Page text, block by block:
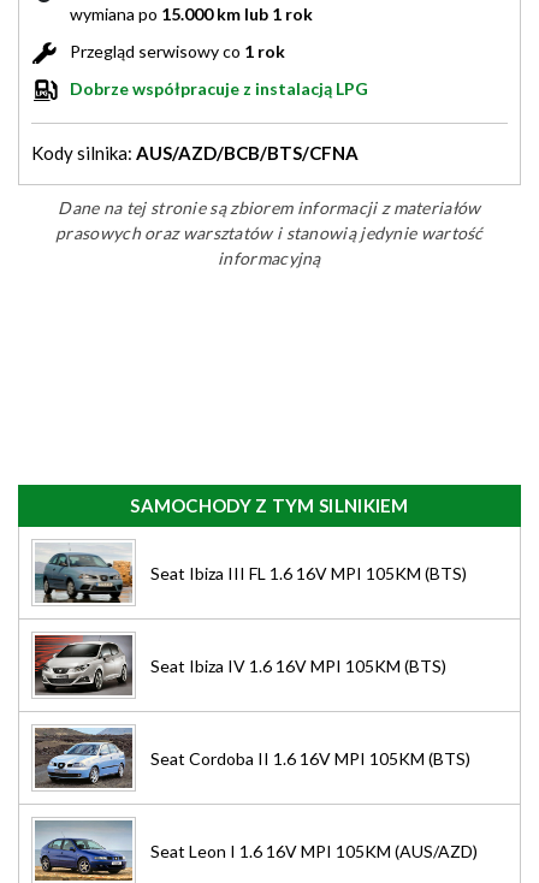
wymiana po 15.000 km lub 1 rok
Przegląd serwisowy co 1 rok
Dobrze współpracuje z instalacją LPG
Kody silnika: AUS/AZD/BCB/BTS/CFNA
Dane na tej stronie są zbiorem informacji z materiałów
prasowych oraz warsztatów i stanowią jedynie wartość
informacyjną
SAMOCHODY Z TYM SILNIKIEM
Seat Ibiza III FL 1.6 16V MPI 105KM (BTS)
Seat Ibiza IV 1.6 16V MPI 105KM (BTS)
Seat Cordoba II 1.6 16V MPI 105KM (BTS)
Seat Leon I 1.6 16V MPI 105KM (AUS/AZD)